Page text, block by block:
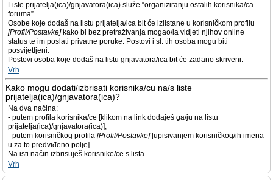
Liste prijatelja(ica)/gnjavatora(ica) služe “organiziranju ostalih korisnika/ca
foruma”.
Osobe koje dodaš na listu prijatelja/ica bit će izlistane u korisničkom profilu
[Profil/Postavke]kako bi bez pretraživanja mogao/la vidjeti njihov online
status te im poslati privatne poruke. Postovi i sl. tih osoba mogu biti
posvijetljeni.
Postovi osoba koje dodaš na listu gnjavatora/ica bit će zadano skriveni.
Vrh
Kako mogu dodati/izbrisati korisnika/cu na/s liste
prijatelja(ica)/gnjavatora(ica)?
Na dva načina:
- putem profila korisnika/ce [klikom na link dodaješ ga/ju na listu
prijatelja(ica)/gnjavatora(ica)];
- putem korisničkog profila [Profil/Postavke][upisivanjem korisničkog/ih imena
u za to predviđeno polje].
Na isti način izbrisuješ korisnike/ce s lista.
Vrh